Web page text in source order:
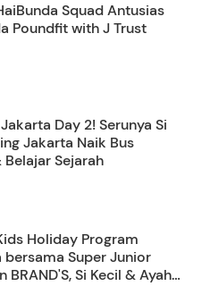
Squad Antusias
Poundfit with J Trust
Day 2! Serunya Si
Jakarta Naik Bus
Sejarah
Holiday Program
bersama Super Junior
BRAND'S, Si Kecil & Ayah